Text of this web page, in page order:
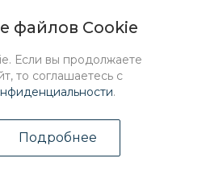
файлов Cookie
Если вы продолжаете
то соглашаетесь с
.
Подробнее
и ни при каких условиях не
437 (2) ГК РФ.